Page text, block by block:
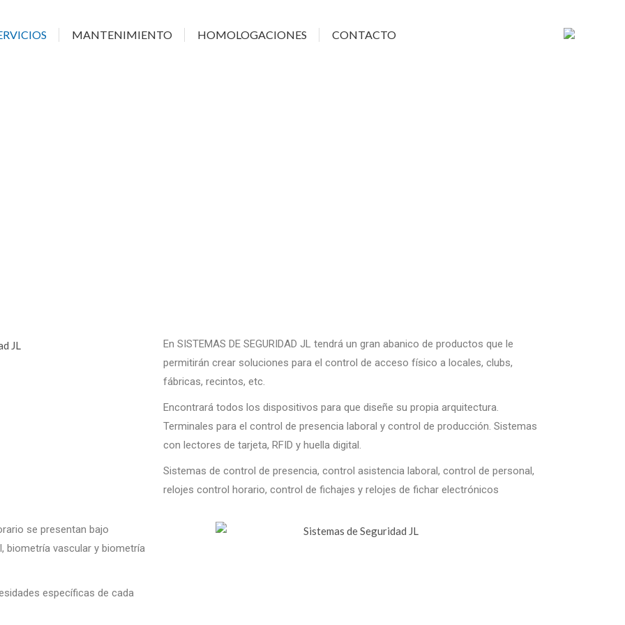
MANTENIMIENTO HOMOLOGACIONES CONTACTO
En SISTEMAS DE SEGURIDAD JL tendrá un gran abanico de productos que le
permitirán crear soluciones para el control de acceso físico a locales, clubs,
fábricas, recintos, etc.
Encontrará todos los dispositivos para que diseñe su propia arquitectura.
Terminales para el control de presencia laboral y control de producción. Sistemas
con lectores de tarjeta, RFID y huella digital.
Sistemas de control de presencia, control asistencia laboral, control de personal,
relojes control horario, control de fichajes y relojes de fichar electrónicos
se presentan bajo
biometría vascular y biometría
específicas de cada